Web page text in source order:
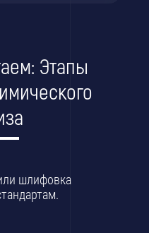
Этапы
шлифовка